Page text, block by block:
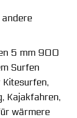
andere
5 mm 900
Surfen
Kajakfahren,
wärmere